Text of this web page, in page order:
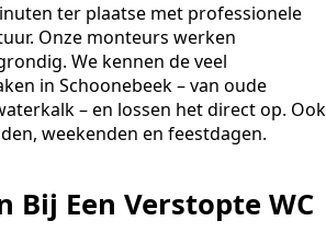
ter plaatse met professionele
Onze monteurs werken
We kennen de veel
in Schoonebeek – van oude
– en lossen het direct op. Ook
weekenden en feestdagen.
Bij Een Verstopte WC